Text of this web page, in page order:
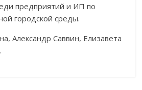
предприятий и ИП по
городской среды.
Александр Саввин, Елизавета